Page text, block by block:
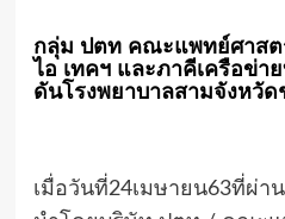
กลุ่ม ปตท คณะแพทย์ศาสต
ไอ เทคฯ และภาคีเครือข่า
ดันโรงพยาบาลสามจังหวั
เมื่อวันที่24เมษายน63ที่ผ่า